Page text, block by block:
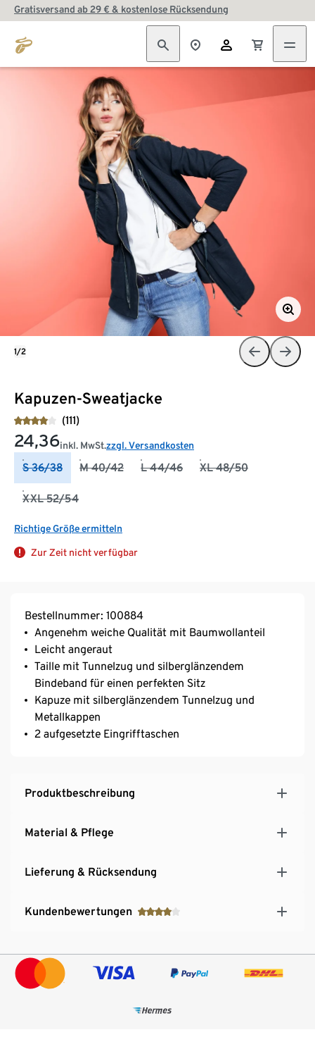
Gratisversand ab 29 € & kostenlose Rücksendung
Kapuzen-Sweatjacke
(111)
24,36inkl. MwSt.zzgl. Versandkosten
S 36/38 M 40/42 L 44/46 XL 48/50
XXL 52/54
Richtige Größe ermitteln
Zur Zeit nicht verfügbar
1/2
Bestellnummer: 100884
Angenehm weiche Qualität mit Baumwollanteil
Leicht angeraut
Taille mit Tunnelzug und silberglänzendem
Bindeband für einen perfekten Sitz
Kapuze mit silberglänzendem Tunnelzug und
Metallkappen
2 aufgesetzte Eingrifftaschen
Produktbeschreibung
Material & Pflege
Lieferung & Rücksendung
Kundenbewertungen